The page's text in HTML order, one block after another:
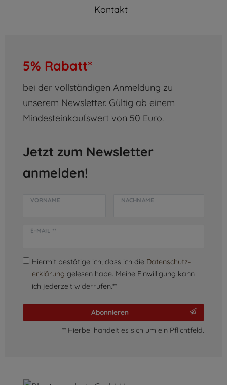
Kontakt
5% Rabatt*
bei der vollständigen Anmeldung zu
unserem Newsletter. Gültig ab einem
Mindesteinkaufswert von 50 Euro.
Jetzt zum Newsletter
anmelden!
VORNAME NACHNAME
E-MAIL **
Hiermit bestätige ich, dass ich die Daten­schutz­
erklärung gelesen habe. Meine Einwilligung kann
ich jederzeit widerrufen.**
Abonnieren
** Hierbei handelt es sich um ein Pflichtfeld.